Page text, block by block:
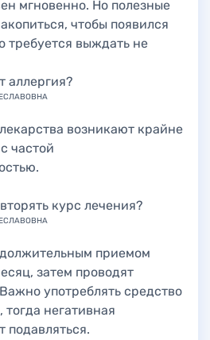
мгновенно. Но полезные
чтобы появился
требуется выждать не
аллергия?
возникают крайне
частой
курс лечения?
приемом
затем проводят
употреблять средство
негативная
подавляться.